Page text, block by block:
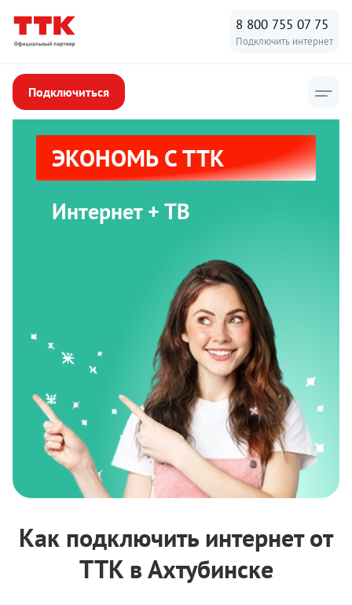
8 800 755 07 75
Подключить интернет
Подключиться
ЭКОНОМЬ С ТТК
Интернет + ТВ
Как подключить интернет от
ТТК в Ахтубинске